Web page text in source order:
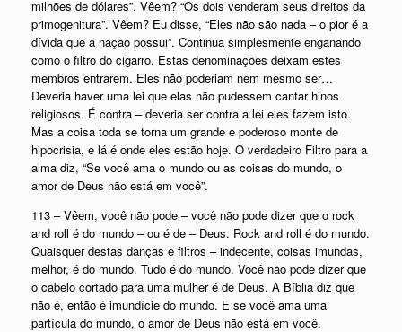
milhões de dólares”. Vêem? “Os dois venderam seus direitos da
primogenitura”. Vêem? Eu disse, “Eles não são nada – o pior é a
dívida que a nação possui”. Continua simplesmente enganando
como o filtro do cigarro. Estas denominações deixam estes
membros entrarem. Eles não poderiam nem mesmo ser…
Deveria haver uma lei que elas não pudessem cantar hinos
religiosos. É contra – deveria ser contra a lei eles fazem isto.
Mas a coisa toda se torna um grande e poderoso monte de
hipocrisia, e lá é onde eles estão hoje. O verdadeiro Filtro para a
alma diz, “Se você ama o mundo ou as coisas do mundo, o
amor de Deus não está em você”.
113 – Vêem, você não pode – você não pode dizer que o rock
and roll é do mundo – ou é de – Deus. Rock and roll é do mundo.
Quaisquer destas danças e filtros – indecente, coisas imundas,
melhor, é do mundo. Tudo é do mundo. Você não pode dizer que
o cabelo cortado para uma mulher é de Deus. A Bíblia diz que
não é, então é imundície do mundo. E se você ama uma
partícula do mundo, o amor de Deus não está em você.